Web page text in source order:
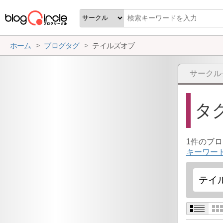
ホーム ブログタグ テイルズオブ
サーク
タ
1件のブ
キーワー